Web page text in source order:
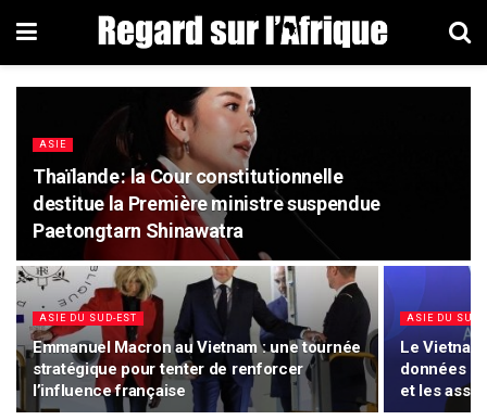
ASIE
Thaïlande : la Cour constitutionnelle
destitue la Première ministre suspendue
Paetongtarn Shinawatra
ASIE DU SUD-EST
Emmanuel Macron au Vietnam : une tournée
stratégique pour tenter de renforcer
l’influence française
ASIE DU SUD-
Le
données
et les